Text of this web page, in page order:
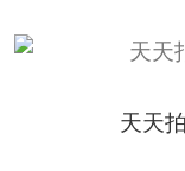
天天